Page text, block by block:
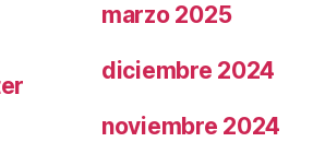
marzo 2025
diciembre 2024
noviembre 2024